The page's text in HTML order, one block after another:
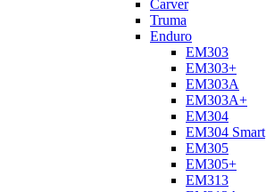
Carver
Truma
Enduro
EM303
EM303+
EM303A
EM303A+
EM304
EM304 Smart
EM305
EM305+
EM313